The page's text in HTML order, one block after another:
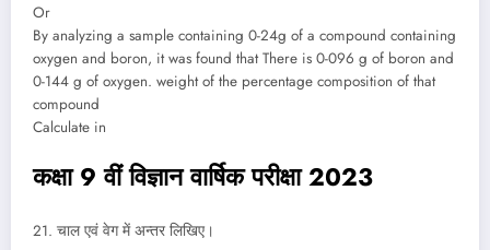
Or
By analyzing a sample containing 0-24g of a compound containing
oxygen and boron, it was found that There is 0-096 g of boron and
0-144 g of oxygen. weight of the percentage composition of that
compound
Calculate in
कक्षा 9 वीं विज्ञान वार्षिक परीक्षा 2023
21. चाल एवं वेग में अन्तर लिखिए।